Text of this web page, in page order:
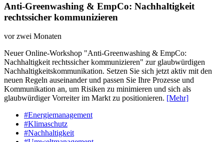
Anti-Greenwashing & EmpCo: Nachhaltigkeit
rechtssicher kommunizieren
vor zwei Monaten
Neuer Online-Workshop "Anti-Greenwashing & EmpCo:
Nachhaltigkeit rechtssicher kommunizieren" zur glaubwürdigen
Nachhaltigkeitskommunikation. Setzen Sie sich jetzt aktiv mit den
neuen Regeln auseinander und passen Sie Ihre Prozesse und
Kommunikation an, um Risiken zu minimieren und sich als
glaubwürdiger Vorreiter im Markt zu positionieren. [Mehr]
#Energiemanagement
#Klimaschutz
#Nachhaltigkeit